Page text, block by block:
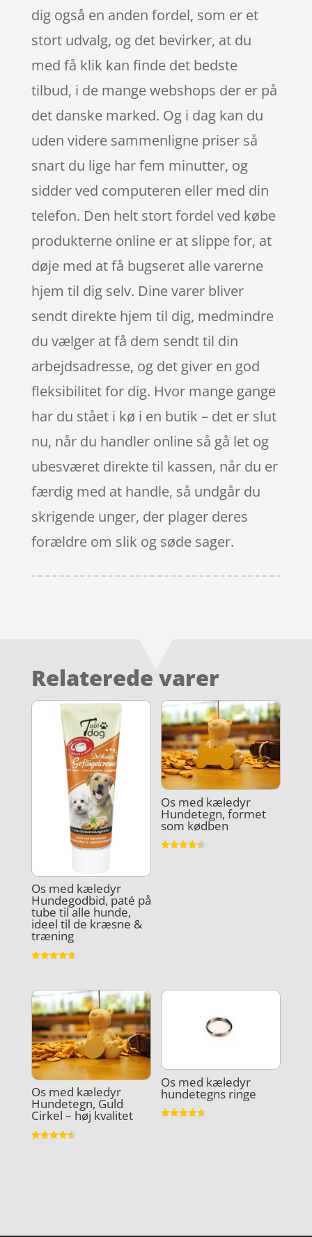
dig også en anden fordel, som er et
stort udvalg, og det bevirker, at du
med få klik kan finde det bedste
tilbud, i de mange webshops der er på
det danske marked. Og i dag kan du
uden videre sammenligne priser så
snart du lige har fem minutter, og
sidder ved computeren eller med din
telefon. Den helt stort fordel ved købe
produkterne online er at slippe for, at
døje med at få bugseret alle varerne
hjem til dig selv. Dine varer bliver
sendt direkte hjem til dig, medmindre
du vælger at få dem sendt til din
arbejdsadresse, og det giver en god
fleksibilitet for dig. Hvor mange gange
har du stået i kø i en butik – det er slut
nu, når du handler online så gå let og
ubesværet direkte til kassen, når du er
færdig med at handle, så undgår du
skrigende unger, der plager deres
forældre om slik og søde sager.
Relaterede varer
Os med kæledyr
Hundegodbid, paté på
tube til alle hunde,
ideel til de kræsne &
træning
Os med kæledyr
Hundetegn, formet
som kødben
Os med kæledyr
Hundetegn, Guld
Cirkel – høj kvalitet
Os med kæledyr
hundetegns ringe